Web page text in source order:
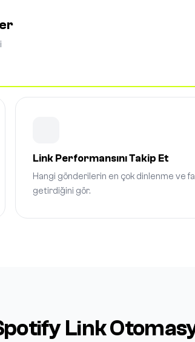
Link Performansını Takip Et
Hangi gönderilerin en çok dinlenme ve
getirdiğini gör.
Link